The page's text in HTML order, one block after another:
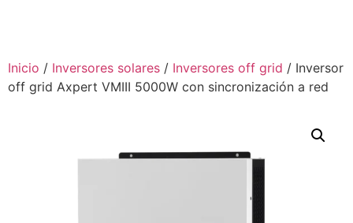
Inicio / Inversores solares / Inversores off grid / Inversor
off grid Axpert VMIII 5000W con sincronización a red